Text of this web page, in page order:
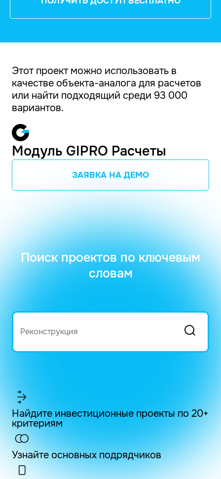
Этот проект можно использовать в
качестве объекта-аналога для расчетов
или найти подходящий среди 93 000
вариантов.
Модуль GIPRO Расчеты
ЗАЯВКА НА ДЕМО
Поиск проектов по ключевым
словам
Найдите инвестиционные проекты по 20+
критериям
Узнайте основных подрядчиков